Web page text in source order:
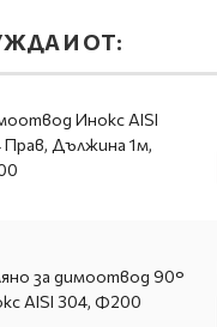
И ОТ:
Инокс AISI
Прав, Дължина 1м,
за димоотвод 90°
AISI 304, Ф200